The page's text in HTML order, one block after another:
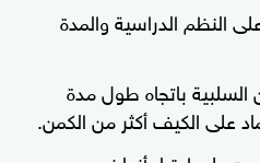
النظم الدراسية والمدة
السلبية باتجاه طول مدة
على الكيف أكثر من الكمن.